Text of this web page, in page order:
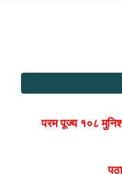
परम पूज्य १०८